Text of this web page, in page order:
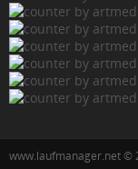
www.laufmanager.net ©